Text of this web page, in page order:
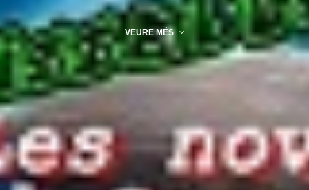
VEURE MÉS